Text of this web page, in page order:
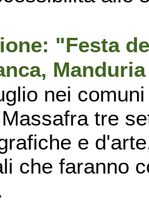
"Festa
nei
tre
e
che faranno